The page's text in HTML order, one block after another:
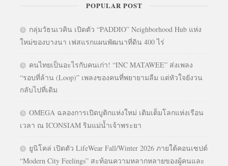
POPULAR POST
กลุ่มวัธนเวคิน เปิดตัว “PADDIO” Neighborhood Hub แห่ง
ใหม่ของบางนา เฟสแรกแผนพัฒนาที่ดิน 400 ไร่
คนไทยเป็นอะไรกับคนเก่า! “INC MATAWEE” ส่งเพลง
“รอบที่ล้าน (Loop)” เพลงของคนที่พยายามลืม แต่หัวใจยังวน
กลับไปที่เดิม
OMEGA ฉลองการเปิดบูติกแห่งใหม่ เติมเต็มโลกแห่งเรือน
เวลา ณ ICONSIAM ริมแม่น้ำเจ้าพระยา
ยูนิโคล่ เปิดตัว LifeWear Fall/Winter 2026 ภายใต้คอนเซปต์
“Modern City Feelings” สะท้อนความหลากหลายของผู้คนและ